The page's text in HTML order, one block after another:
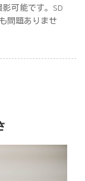
可能です。SD
問題ありませ